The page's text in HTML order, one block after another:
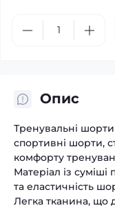
Опис
Тренувальні
спортивні шорти,
комфорту
Матеріал із суміші
та еластичність
Легка тканина, що